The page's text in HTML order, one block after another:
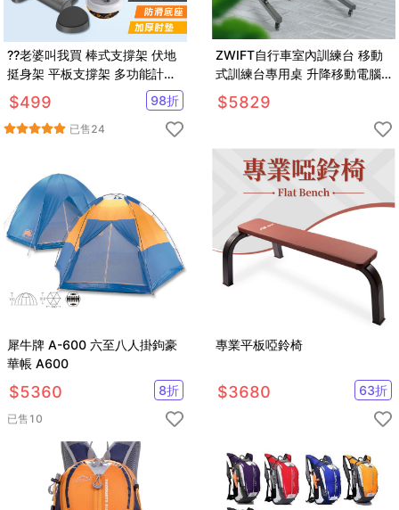
??老婆叫我買 棒式支撐架 伏地
挺身架 平板支撐架 多功能計時
平板支撐訓練器 平板撐支架 核
心訓練
$499 98折
已售24
ZWIFT自行車室內訓練台 移動
式訓練台專用桌 升降移動電腦
桌
$5829
犀牛牌 A-600 六至八人掛鉤豪
華帳 A600
$5360 8折
已售 10
專業平板啞鈴椅
$3680 63折